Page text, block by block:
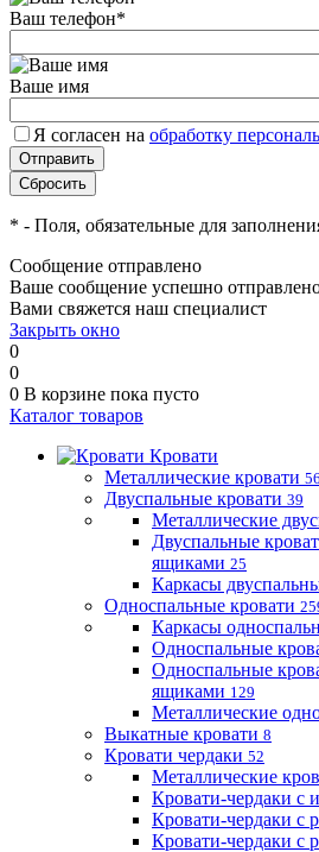
Ваш телефон*
Ваше имя
Я согласен на обработку
* - Поля, обязательные для
Сообщение отправлено
Ваше сообщение успешно
Вами свяжется наш специалист
Закрыть окно
0
0
0 В корзине пока пусто
Каталог товаров
Кровати
Металлические кровати
Двуспальные кровати 39
Металлические
Двуспальные
ящиками 25
Каркасы
Односпальные кровати
Каркасы
Односпальные
Односпальные
ящиками 129
Металлические
Выкатные кровати 8
Кровати чердаки 52
Металлические
Кровати-чердаки с
Кровати-чердаки с
Кровати-чердаки с